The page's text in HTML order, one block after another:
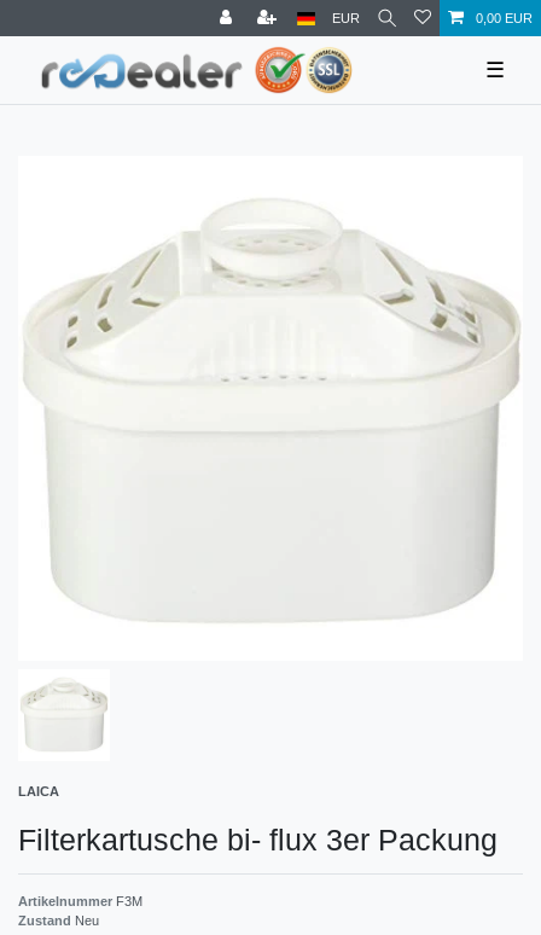
EUR 0,00 EUR
☰
LAICA
Filterkartusche bi- flux 3er Packung
Artikelnummer F3M
Zustand Neu